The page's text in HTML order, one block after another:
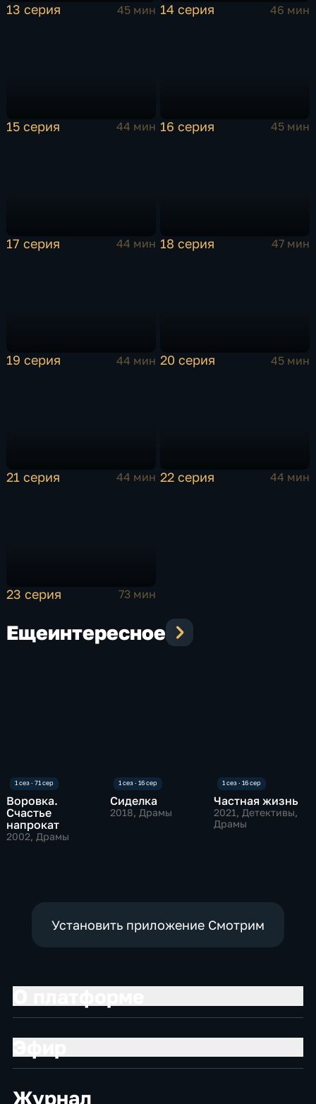
13 серия 45 мин 14 серия 46 мин
15 серия 44 мин 16 серия 45 мин
17 серия 44 мин 18 серия 47 мин
19 серия 44 мин 20 серия 45 мин
21 серия 44 мин 22 серия 44 мин
23 серия 73 мин
Ещеинтересное
Воровка.
Счастье
напрокат
2002, Драмы
Сиделка
2018, Драмы
Частная жизнь
2021, Детективы,
Драмы
Установить приложение Смотрим
Журнал